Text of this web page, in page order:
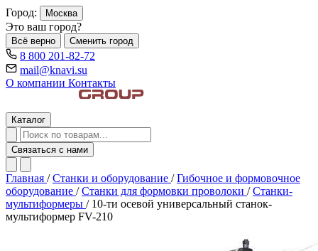
Город: Москва
Это ваш город?
Всё верно Сменить город
8 800 201-82-72
mail@knavi.su
О компании Контакты
Каталог
Связаться с нами
Главная / Станки и оборудование / Гибочное и формовочное
оборудование / Станки для формовки проволоки / Станки-
мультиформеры / 10-ти осевой универсальный станок-
мультиформер FV-210